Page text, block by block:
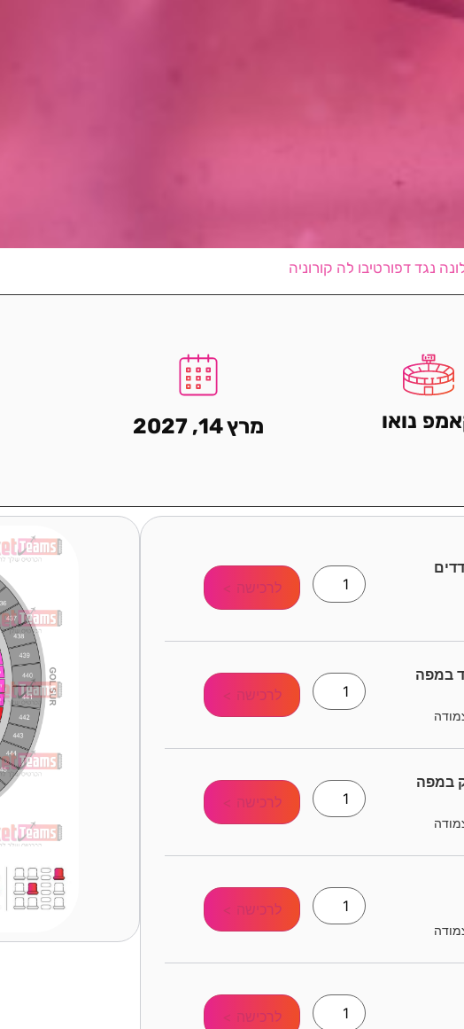
נגד דפורטיבו לה קורוניה
נואו מרץ 14, 2027
לרכישה >
לרכישה >
לרכישה >
לרכישה >
לרכישה >